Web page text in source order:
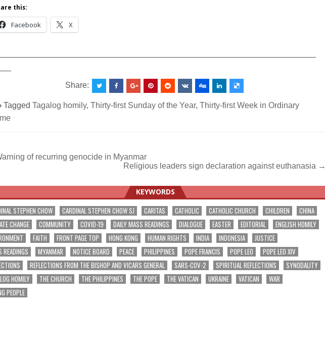
this:
Facebook X
Share:
TaggedTagalog homily,Thirty-first Sunday of the Year,Thirty-first Week in Ordinary
of recurring genocide in Myanmar
Religious leaders sign declaration against euthanasia →
KEYWORDS
STEPHEN CHOW CARDINAL STEPHEN CHOW SJ CARITAS CATHOLIC CATHOLIC CHURCH CHILDREN
CHINA
CHANGE
COMMUNITY COVID-19 DAILY MASS READINGS DIALOGUE EASTER EDITORIAL
ENGLISH HOMILY
FAITH FRONT PAGE TOP HONG KONG HUMAN RIGHTS INDIA INDONESIA
JUSTICE
READINGS
MYANMAR NOTICE BOARD PEACE PHILIPPINES POPE FRANCIS POPE LEO
POPE LEO XIV
REFLECTIONS FROM THE BISHOP AND VICARS GENERAL SARS-COV-2 SPIRITUAL REFLECTIONS
SYNODALITY
HOMILY
THE CHURCH THE PHILIPPINES THE POPE THE VATICAN UKRAINE VATICAN
WAR
PEOPLE